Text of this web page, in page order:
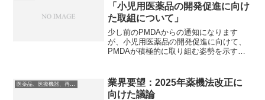
「小児用医薬品の開発促進に向け
た取組について」
少し前のPMDAからの通知になります
が、小児用医薬品の開発促進に向けて、
PMDAが積極的に取り組む姿勢を示す一
うのが以下になります。成人用の医薬品
開発に関連した治験相...
医薬品、医療機器、再生医療等製品
業界要望：2025年薬機法改正に
向けた議論